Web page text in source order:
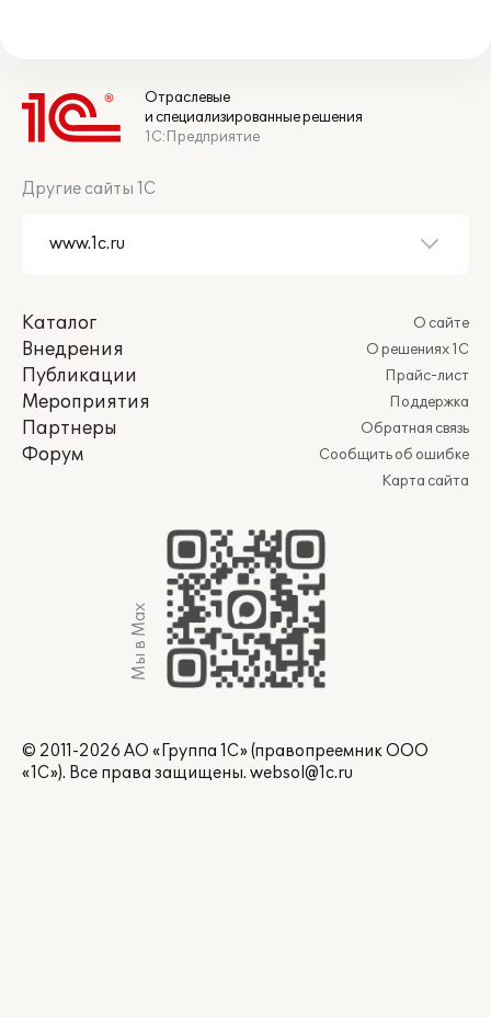
Отраслевые
и специализированные решения
1С:Предприятие
Другие сайты 1С
Каталог
Внедрения
Публикации
Мероприятия
Партнеры
Форум
О сайте
О решениях 1С
Прайс-лист
Поддержка
Обратная связь
Сообщить об ошибке
Карта сайта
Мы в Max
© 2011-2026 АО «Группа 1С» (правопреемник ООО
«1С»). Все права защищены. websol@1c.ru